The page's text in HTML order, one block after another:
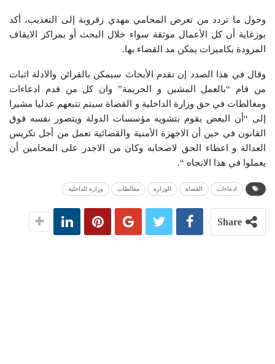
وحول ما تردد من تعرض المحامي مهدي زقروبة إلى التعذيب، أكد
بوزغاية أن كل الأعمال موثقة سواء خلال البحث أو بمراكز الايقاف
المزودة بكاميرات يمكن مد القضاء بها.
وقال في هذا الصدد إن تقدم الأبحاث سيمكن بالقرائن والادلة اثبات
من قام “بالعمل المشين و الجريمة” وان كل من قدم ادعاءات
ومغالطات في حق وزارة الداخلية و القضاة سيتم تتبعهم عدليا مشيرا
إلى “أن البعض يقوم بتشويه مؤسسات الدولة ويتصور نفسه فوق
القانون في حين أن الاجهزة الأمنية والقضائية تعمل من أجل تكريس
العدالة و اعطاء الحق لاصحابه وكان من الاجدر على المحامين أن
يعملوا في هذا الاتجاه “.
ادعاءات القضاة الوزارة مغالطات وزارة الداخلية
Share